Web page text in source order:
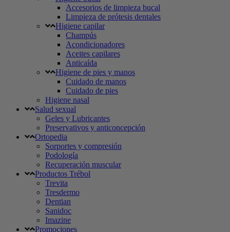
Accesorios de limpieza bucal
Limpieza de prótesis dentales
Higiene capilar
Champús
Acondicionadores
Aceites capilares
Anticaída
Higiene de pies y manos
Cuidado de manos
Cuidado de pies
Higiene nasal
Salud sexual
Geles y Lubricantes
Preservativos y anticoncepción
Ortopedia
Sorportes y compresión
Podología
Recuperación muscular
Productos Trébol
Trevita
Tresdermo
Dentian
Sanidoc
Imazine
Promociones